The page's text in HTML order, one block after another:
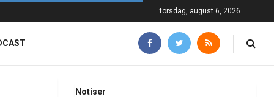
torsdag, august 6, 2026
Notiser